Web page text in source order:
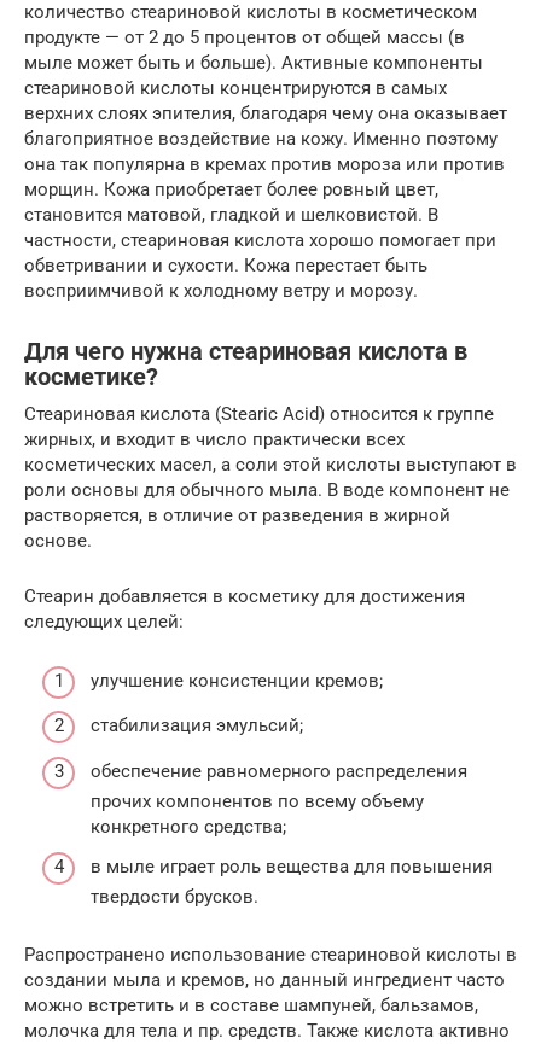
количество стеариновой кислоты в косметическом
продукте — от 2 до 5 процентов от общей массы (в
мыле может быть и больше). Активные компоненты
стеариновой кислоты концентрируются в самых
верхних слоях эпителия, благодаря чему она оказывает
благоприятное воздействие на кожу. Именно поэтому
она так популярна в кремах против мороза или против
морщин. Кожа приобретает более ровный цвет,
становится матовой, гладкой и шелковистой. В
частности, стеариновая кислота хорошо помогает при
обветривании и сухости. Кожа перестает быть
восприимчивой к холодному ветру и морозу.
Для чего нужна стеариновая кислота в
косметике?
Стеариновая кислота (Stearic Acid) относится к группе
жирных, и входит в число практически всех
косметических масел, а соли этой кислоты выступают в
роли основы для обычного мыла. В воде компонент не
растворяется, в отличие от разведения в жирной
основе.
Стеарин добавляется в косметику для достижения
следующих целей:
улучшение консистенции кремов;
стабилизация эмульсий;
обеспечение равномерного распределения
прочих компонентов по всему объему
конкретного средства;
в мыле играет роль вещества для повышения
твердости брусков.
Распространено использование стеариновой кислоты в
создании мыла и кремов, но данный ингредиент часто
можно встретить и в составе шампуней, бальзамов,
молочка для тела и пр. средств. Также кислота активно